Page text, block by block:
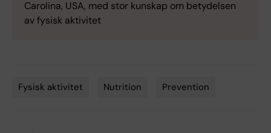
Carolina, USA, med stor kunskap om betydelsen
av fysisk aktivitet
Fysisk aktivitet Nutrition Prevention